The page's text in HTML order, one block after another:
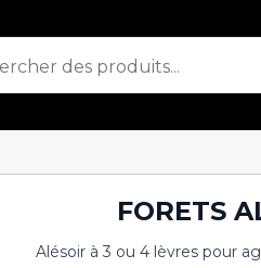
FORETS
Alésoir à 3 ou 4 lèvres pour